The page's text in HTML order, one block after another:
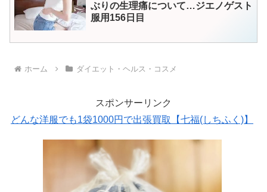
ぶりの生理痛について…ジエノゲスト
服用156日目
ホーム ダイエット・ヘルス・コスメ
スポンサーリンク
どんな洋服でも1袋1000円で出張買取【七福(しちふく)】